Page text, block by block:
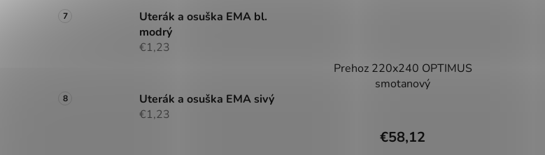
Uterák a osuška EMA bl.
modrý
€1,23
Uterák a osuška EMA sivý
€1,23
Prehoz 220x240 OPTIMUS
smotanový
€58,12